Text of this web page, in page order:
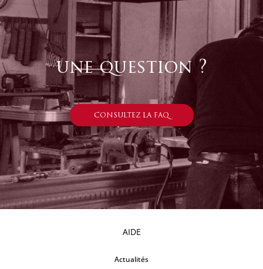
une question ?
CONSULTEZ LA FAQ
AIDE
Actualités